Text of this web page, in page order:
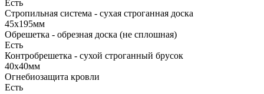
Есть
Стропильная система - сухая строганная доска
45х195мм
Обрешетка - обрезная доска (не сплошная)
Есть
Контробрешетка - сухой строганный брусок
40х40мм
Огнебиозащита кровли
Есть